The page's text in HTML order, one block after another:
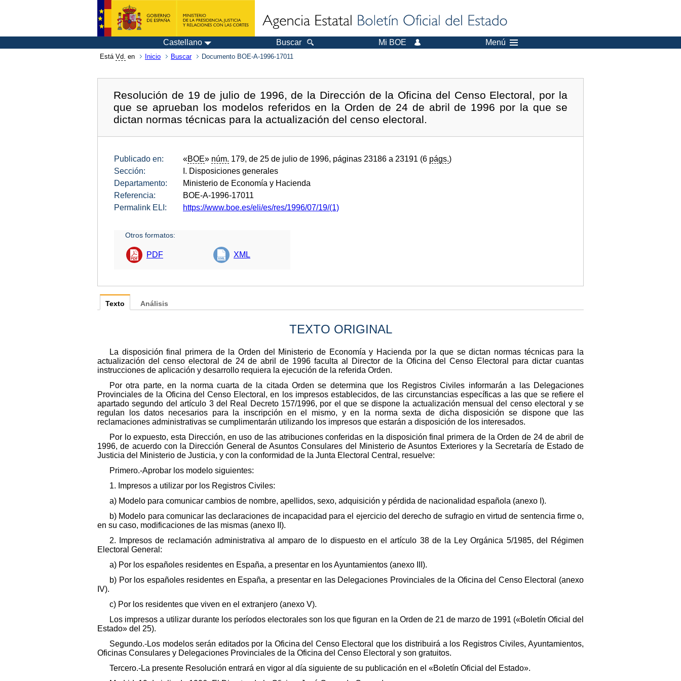
Castellano Buscar Mi BOE Menú
Está Vd. en Inicio Buscar Documento BOE-A-1996-17011
Resolución de 19 de julio de 1996, de la Dirección de la Oficina del Censo Electoral, por la
que se aprueban los modelos referidos en la Orden de 24 de abril de 1996 por la que se
dictan normas técnicas para la actualización del censo electoral.
Publicado en: «BOE» núm. 179, de 25 de julio de 1996, páginas 23186 a 23191 (6 págs.)
Sección:
I. Disposiciones generales
Departamento:
Ministerio de Economía y Hacienda
Referencia:
BOE-A-1996-17011
Permalink ELI:
https://www.boe.es/eli/es/res/1996/07/19/(1)
Otros formatos:
PDF XML
Texto
TEXTO ORIGINAL
La disposición final primera de la Orden del Ministerio de Economía y Hacienda por la que se dictan normas técnicas para la
actualización del censo electoral de 24 de abril de 1996 faculta al Director de la Oficina del Censo Electoral para dictar cuantas
instrucciones de aplicación y desarrollo requiera la ejecución de la referida Orden.
Por otra parte, en la norma cuarta de la citada Orden se determina que los Registros Civiles informarán a las Delegaciones
Provinciales de la Oficina del Censo Electoral, en los impresos establecidos, de las circunstancias específicas a las que se refiere el
apartado segundo del artículo 3 del Real Decreto 157/1996, por el que se dispone la actualización mensual del censo electoral y se
regulan los datos necesarios para la inscripción en el mismo, y en la norma sexta de dicha disposición se dispone que las
reclamaciones administrativas se cumplimentarán utilizando los impresos que estarán a disposición de los interesados.
Por lo expuesto, esta Dirección, en uso de las atribuciones conferidas en la disposición final primera de la Orden de 24 de abril de
1996, de acuerdo con la Dirección General de Asuntos Consulares del Ministerio de Asuntos Exteriores y la Secretaría de Estado de
Justicia del Ministerio de Justicia, y con la conformidad de la Junta Electoral Central, resuelve:
Primero.-Aprobar los modelo siguientes:
1. Impresos a utilizar por los Registros Civiles:
a) Modelo para comunicar cambios de nombre, apellidos, sexo, adquisición y pérdida de nacionalidad española (anexo I).
b) Modelo para comunicar las declaraciones de incapacidad para el ejercicio del derecho de sufragio en virtud de sentencia firme o,
en su caso, modificaciones de las mismas (anexo II).
2. Impresos de reclamación administrativa al amparo de lo dispuesto en el artículo 38 de la Ley Orgánica 5/1985, del Régimen
Electoral General:
a) Por los españoles residentes en España, a presentar en los Ayuntamientos (anexo III).
b) Por los españoles residentes en España, a presentar en las Delegaciones Provinciales de la Oficina del Censo Electoral (anexo
IV).
c) Por los residentes que viven en el extranjero (anexo V).
Los impresos a utilizar durante los períodos electorales son los que figuran en la Orden de 21 de marzo de 1991 («Boletín Oficial del
Estado» del 25).
Segundo.-Los modelos serán editados por la Oficina del Censo Electoral que los distribuirá a los Registros Civiles, Ayuntamientos,
Oficinas Consulares y Delegaciones Provinciales de la Oficina del Censo Electoral y son gratuitos.
Tercero.-La presente Resolución entrará en vigor al día siguiente de su publicación en el «Boletín Oficial del Estado».
Análisis